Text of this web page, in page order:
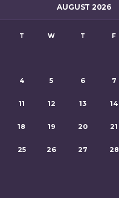
AUGUST 2026
T W T F
4 5 6 7
11 12 13 14
18 19 20 21
25 26 27 28